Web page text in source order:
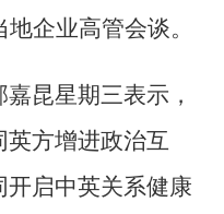
企业高管会谈。
昆星期三表示，
英方增进政治互
启中英关系健康